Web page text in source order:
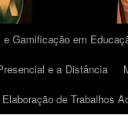
e Gamificação em
e a Distância
de Trabalhos